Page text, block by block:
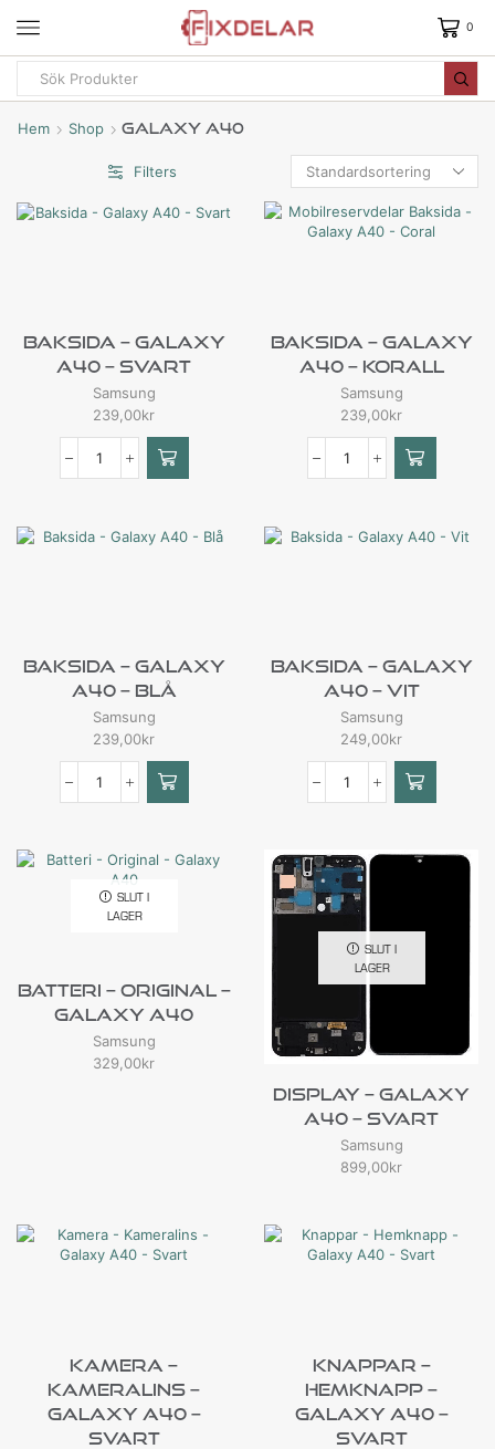
0
Hem Shop Galaxy A40
Filters
Baksida – Galaxy
A40 – Svart
Samsung
239,00kr
Baksida – Galaxy
A40 – Korall
Samsung
239,00kr
Baksida – Galaxy
A40 – Blå
Samsung
239,00kr
Baksida – Galaxy
A40 – Vit
Samsung
249,00kr
SLUT I
LAGER
Batteri – Original –
Galaxy A40
Samsung
329,00kr
SLUT I
LAGER
Display – Galaxy
A40 – Svart
Samsung
899,00kr
Kamera –
Kameralins –
Galaxy A40 –
Svart
Knappar –
Hemknapp –
Galaxy A40 –
Svart